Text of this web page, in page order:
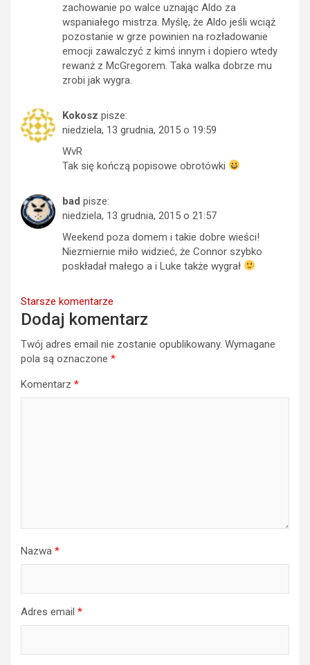
zachowanie po walce uznając Aldo za
wspaniałego mistrza. Myślę, że Aldo jeśli wciąż
pozostanie w grze powinien na rozładowanie
emocji zawalczyć z kimś innym i dopiero wtedy
rewanż z McGregorem. Taka walka dobrze mu
zrobi jak wygra.
Kokosz pisze:
niedziela, 13 grudnia, 2015 o 19:59
WvR
Tak się kończą popisowe obrotówki
bad pisze:
niedziela, 13 grudnia, 2015 o 21:57
Weekend poza domem i takie dobre wieści!
Niezmiernie miło widzieć, że Connor szybko
poskładał małego a i Luke także wygrał
Nawigacja
komentarzy
Starsze komentarze
Dodaj komentarz
Twój adres email nie zostanie opublikowany. Wymagane
pola są oznaczone *
Komentarz *
Nazwa *
Adres email *